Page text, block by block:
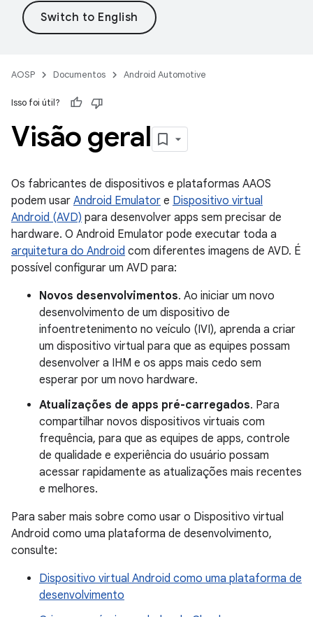
AOSP Documentos Android Automotive
Isso foi útil?
Visão geral
Os fabricantes de dispositivos e plataformas AAOS
podem usar Android Emulator e Dispositivo virtual
Android (AVD) para desenvolver apps sem precisar de
hardware. O Android Emulator pode executar toda a
arquitetura do Android com diferentes imagens de AVD. É
possível configurar um AVD para:
Novos desenvolvimentos. Ao iniciar um novo
desenvolvimento de um dispositivo de
infoentretenimento no veículo (IVI), aprenda a criar
um dispositivo virtual para que as equipes possam
desenvolver a IHM e os apps mais cedo sem
esperar por um novo hardware.
Atualizações de apps pré-carregados. Para
compartilhar novos dispositivos virtuais com
frequência, para que as equipes de apps, controle
de qualidade e experiência do usuário possam
acessar rapidamente as atualizações mais recentes
e melhores.
Para saber mais sobre como usar o Dispositivo virtual
Android como uma plataforma de desenvolvimento,
consulte:
Dispositivo virtual Android como uma plataforma de
desenvolvimento